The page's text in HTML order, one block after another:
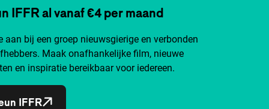
IFFR al vanaf €4 per maand
aan bij een groep nieuwsgierige en verbonden
Maak onafhankelijke film, nieuwe
en inspiratie bereikbaar voor iedereen.
IFFR